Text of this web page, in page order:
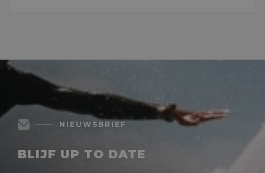
NIEUWSBRIEF
BLIJF UP TO DATE